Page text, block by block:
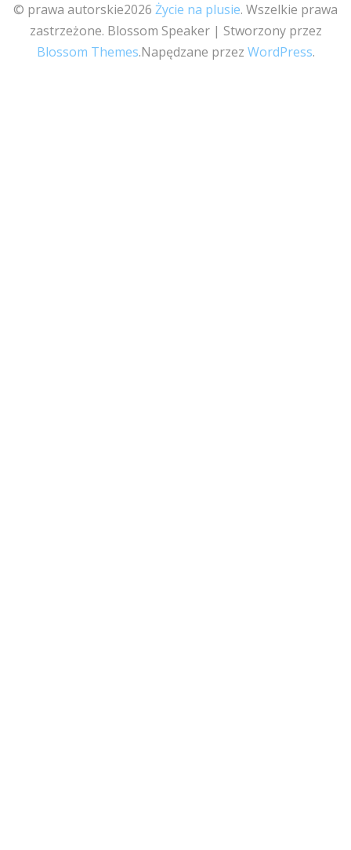
© prawa autorskie2026 Życie na plusie. Wszelkie prawa
zastrzeżone. Blossom Speaker | Stworzony przez
Blossom Themes.Napędzane przez WordPress.